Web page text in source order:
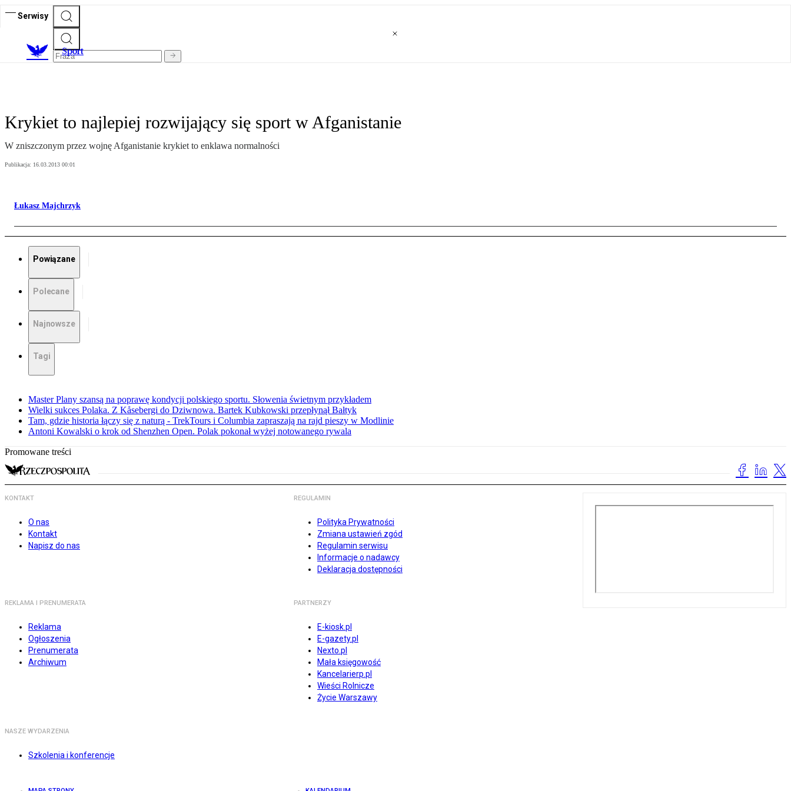
Serwisy
Sport
Krykiet to najlepiej rozwijający się sport w Afganistanie
W zniszczonym przez wojnę Afganistanie krykiet to enklawa normalności
Publikacja: 16.03.2013 00:01
Łukasz Majchrzyk
Powiązane
Polecane
Najnowsze
Tagi
Master Plany szansą na poprawę kondycji polskiego sportu. Słowenia świetnym przykładem
Wielki sukces Polaka. Z Kåsebergi do Dziwnowa. Bartek Kubkowski przepłynął Bałtyk
Tam, gdzie historia łączy się z naturą - TrekTours i Columbia zapraszają na rajd pieszy w Modlinie
Antoni Kowalski o krok od Shenzhen Open. Polak pokonał wyżej notowanego rywala
Promowane treści
KONTAKT
O nas
Kontakt
Napisz do nas
REGULAMIN
Polityka Prywatności
Zmiana ustawień zgód
Regulamin serwisu
Informacje o nadawcy
Deklaracja dostępności
REKLAMA I PRENUMERATA
Reklama
Ogłoszenia
Prenumerata
Archiwum
PARTNERZY
E-kiosk.pl
E-gazety.pl
Nexto.pl
Mała księgowość
Kancelarierp.pl
Wieści Rolnicze
Życie Warszawy
NASZE WYDARZENIA
Szkolenia i konferencje